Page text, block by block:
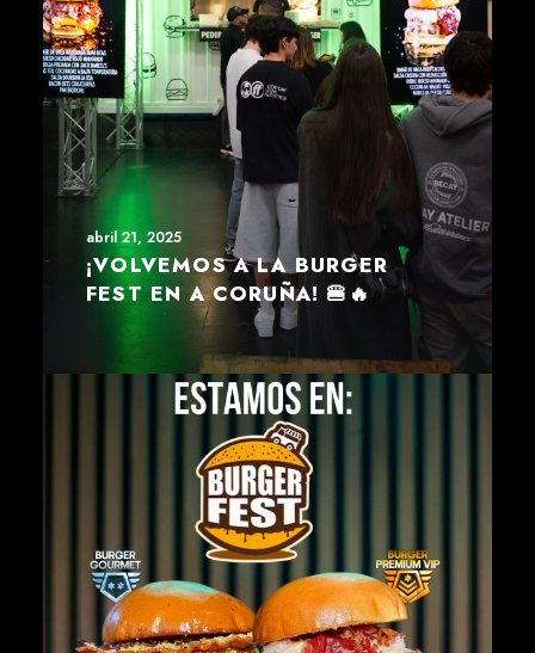
abril 21, 2025
¡VOLVEMOS A LA BURGER
FEST EN A CORUÑA! 🍔🔥